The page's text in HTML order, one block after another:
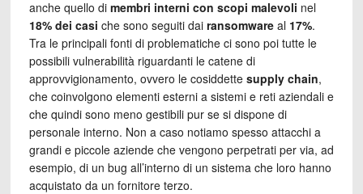
anche quello di membri interni con scopi malevoli nel
18% dei casi che sono seguiti dai ransomwareal 17%.
Tra le principali fonti di problematiche ci sono poi tutte le
possibili vulnerabilità riguardanti le catene di
approvvigionamento, ovvero le cosiddette supply chain,
che coinvolgono elementi esterni a sistemi e reti aziendali e
che quindi sono meno gestibili pur se si dispone di
personale interno. Non a caso notiamo spesso attacchi a
grandi e piccole aziende che vengono perpetrati per via, ad
esempio, di un bug all’interno di un sistema che loro hanno
acquistato da un fornitore terzo.